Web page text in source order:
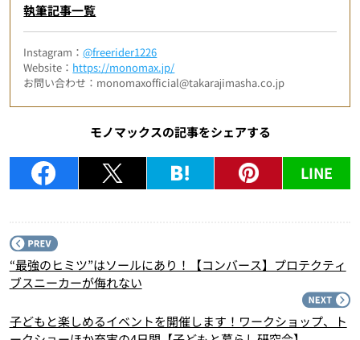
執筆記事一覧
Instagram：@freerider1226
Website： https://monomax.jp/
お問い合わせ：monomaxofficial@takarajimasha.co.jp
モノマックスの記事をシェアする
LINE
“最強のヒミツ”はソールにあり！【コンバース】プロテクティ
ブスニーカーが侮れない
子どもと楽しめるイベントを開催します！ワークショップ、ト